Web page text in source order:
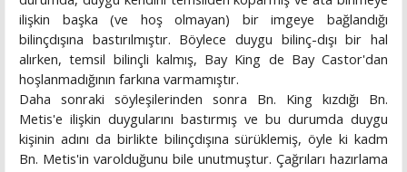
ilişkin başka (ve hoş olmayan) bir imgeye bağlandığı
bilinçdışına bastırılmıştır. Böylece duygu bilinç-dışı bir hal
alırken, temsil bilinçli kalmış, Bay King de Bay Castor'dan
hoşlanmadığının farkına varmamıştır.
Daha sonraki söyleşilerinden sonra Bn. King kızdığı Bn.
Metis'e ilişkin duygularını bastırmış ve bu durumda duygu
kişinin adını da birlikte bilinçdışına sürüklemiş, öyle ki kadm
Bn. Metis'in varolduğunu bile unutmuştur. Çağrıları hazırlama